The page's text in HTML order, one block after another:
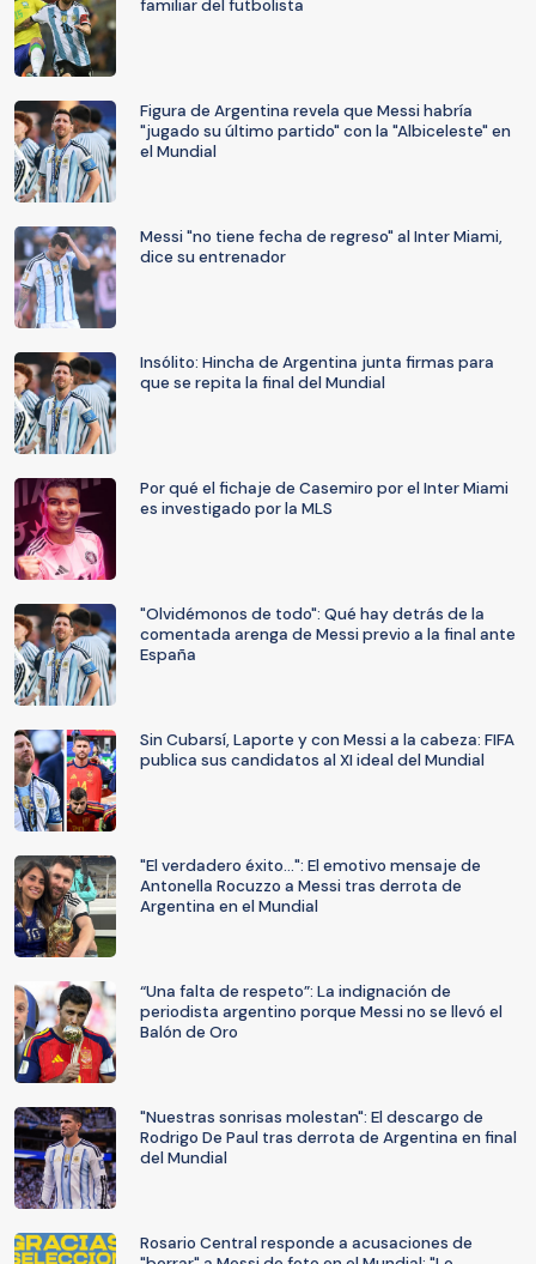
familiar del futbolista
Figura de Argentina revela que Messi habría
"jugado su último partido" con la "Albiceleste" en
el Mundial
Messi "no tiene fecha de regreso" al Inter Miami,
dice su entrenador
Insólito: Hincha de Argentina junta firmas para
que se repita la final del Mundial
Por qué el fichaje de Casemiro por el Inter Miami
es investigado por la MLS
"Olvidémonos de todo": Qué hay detrás de la
comentada arenga de Messi previo a la final ante
España
Sin Cubarsí, Laporte y con Messi a la cabeza: FIFA
publica sus candidatos al XI ideal del Mundial
"El verdadero éxito...": El emotivo mensaje de
Antonella Rocuzzo a Messi tras derrota de
Argentina en el Mundial
“Una falta de respeto”: La indignación de
periodista argentino porque Messi no se llevó el
Balón de Oro
"Nuestras sonrisas molestan": El descargo de
Rodrigo De Paul tras derrota de Argentina en final
del Mundial
Rosario Central responde a acusaciones de